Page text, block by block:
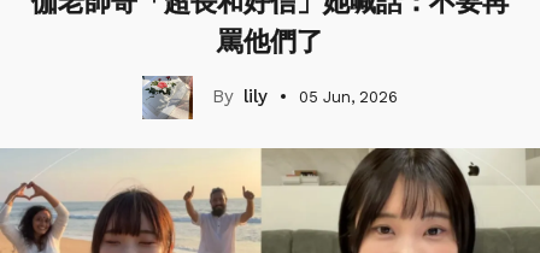
罵他們了
lily 05 Jun, 2026